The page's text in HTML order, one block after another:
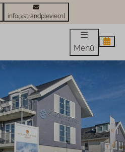
info@strandplevier.nl
Menü